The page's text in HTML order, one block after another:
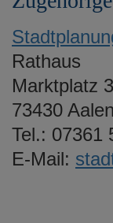
Rathaus
Marktplatz
73430 Aalen
Tel.: 07361
E-Mail: